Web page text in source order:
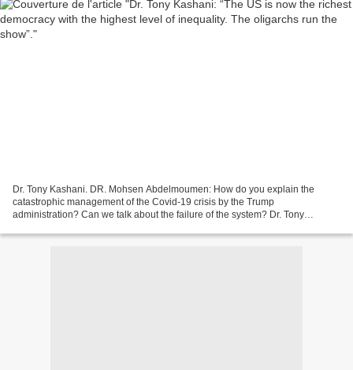
Dr. Tony Kashani. DR. Mohsen Abdelmoumen: How do you explain the
catastrophic management of the Covid-19 crisis by the Trump
administration? Can we talk about the failure of the system? Dr. Tony